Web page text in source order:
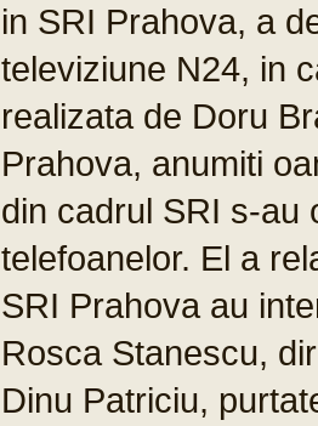
in SRI Prahova, a
televiziune N24, in
realizata de Doru
Prahova, anumiti
din cadrul SRI s-au
telefoanelor. El a
SRI Prahova au
Rosca Stanescu,
Dinu Patriciu,